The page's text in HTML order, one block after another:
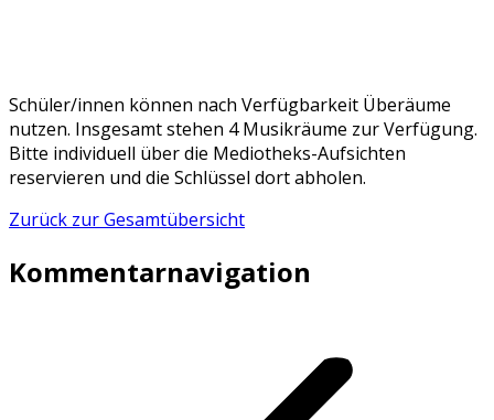
Schüler/innen können nach Verfügbarkeit Überäume
nutzen. Insgesamt stehen 4 Musikräume zur Verfügung.
Bitte individuell über die Mediotheks-Aufsichten
reservieren und die Schlüssel dort abholen.
Zurück zur Gesamtübersicht
Kommentarnavigation